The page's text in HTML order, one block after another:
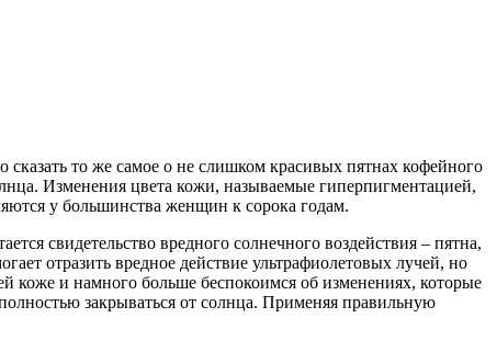
то же самое о не слишком красивых пятнах кофейного
Изменения цвета кожи, называемые гиперпигментацией,
у большинства женщин к сорока годам.
свидетельство вредного солнечного воздействия – пятна,
отразить вредное действие ультрафиолетовых лучей, но
коже и намного больше беспокоимся об изменениях, которые
закрываться от солнца. Применяя правильную